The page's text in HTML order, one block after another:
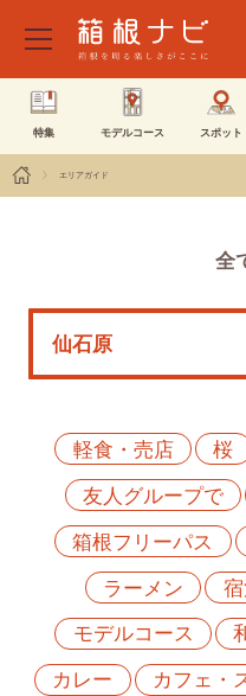
特集 モデルコース スポット
エリアガイド
全
軽食・売店
桜
友人グループで
箱根フリーパス
ラーメン
モデルコース
カレー
カフェ・